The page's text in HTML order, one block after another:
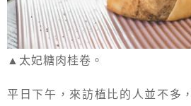
▲太妃糖肉桂卷。
平日下午，來訪植比的人並不多